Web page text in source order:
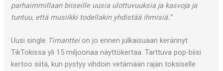
parhaimmillaan biiseille uusia ulottuvuuksia ja kasvoja ja
tuntuu, että musiikki todellakin yhdistää ihmisiä.”
Uusi single Timantteion jo ennen julkaisuaan kerännyt
TikTokissa yli 15 miljoonaa näyttökertaa. Tarttuva pop-biisi
kertoo siitä, kun pystyy vihdoin vetämään rajan toksiselle